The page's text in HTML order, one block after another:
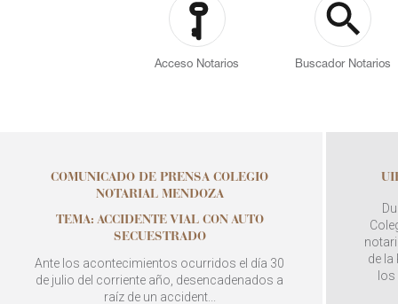
Acceso Notarios Buscador Notarios
COMUNICADO DE PRENSA COLEGIO
NOTARIAL MENDOZA
TEMA: ACCIDENTE VIAL CON AUTO
SECUESTRADO
Ante los acontecimientos ocurridos el día 30
de julio del corriente año, desencadenados a
raíz de un accident...
de